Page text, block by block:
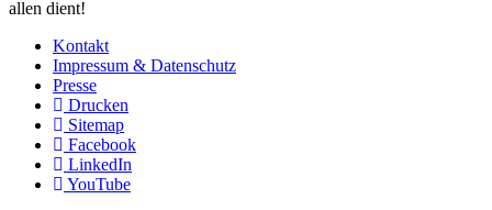
allen dient!
Kontakt
Impressum & Datenschutz
Presse
Drucken
Sitemap
Facebook
LinkedIn
YouTube